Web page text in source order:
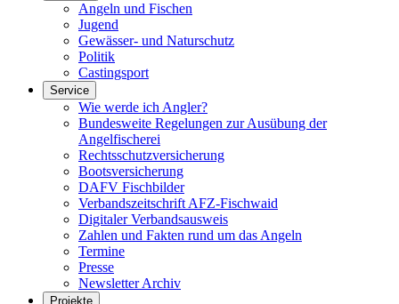
Angeln und Fischen
Jugend
Gewässer- und Naturschutz
Politik
Castingsport
Service
Wie werde ich Angler?
Bundesweite Regelungen zur Ausübung der
Angelfischerei
Rechtsschutzversicherung
Bootsversicherung
DAFV Fischbilder
Verbandszeitschrift AFZ-Fischwaid
Digitaler Verbandsausweis
Zahlen und Fakten rund um das Angeln
Termine
Presse
Newsletter Archiv
Projekte